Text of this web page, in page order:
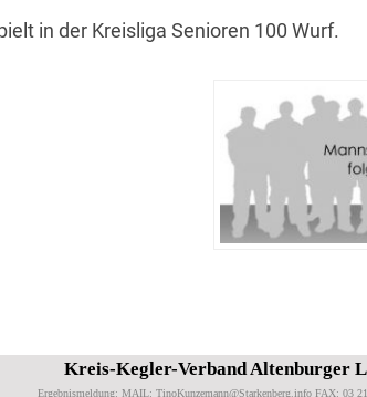
in der Kreisliga Senioren 100 Wurf.